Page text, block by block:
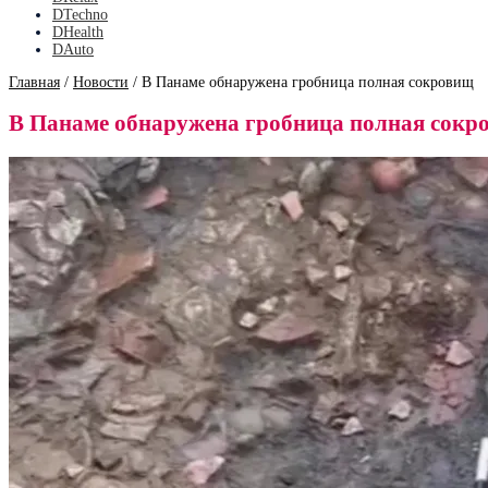
DTechno
DHealth
DAuto
Главная / Новости / В Панаме обнаружена гробница полная сокровищ
В Панаме обнаружена гробница полная